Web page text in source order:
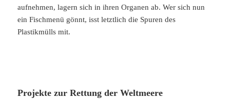
aufnehmen, lagern sich in ihren Organen ab. Wer sich nun
ein Fischmenü gönnt, isst letztlich die Spuren des
Plastikmülls mit.
Projekte zur Rettung der Weltmeere